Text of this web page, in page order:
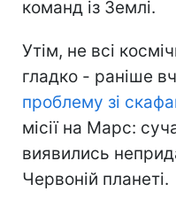
команд із Землі.
Утім, не всі
гладко - раніше
проблему зі
місії на Марс:
виявились
Червоній планеті.